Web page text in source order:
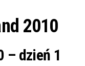
2010
– dzień 1